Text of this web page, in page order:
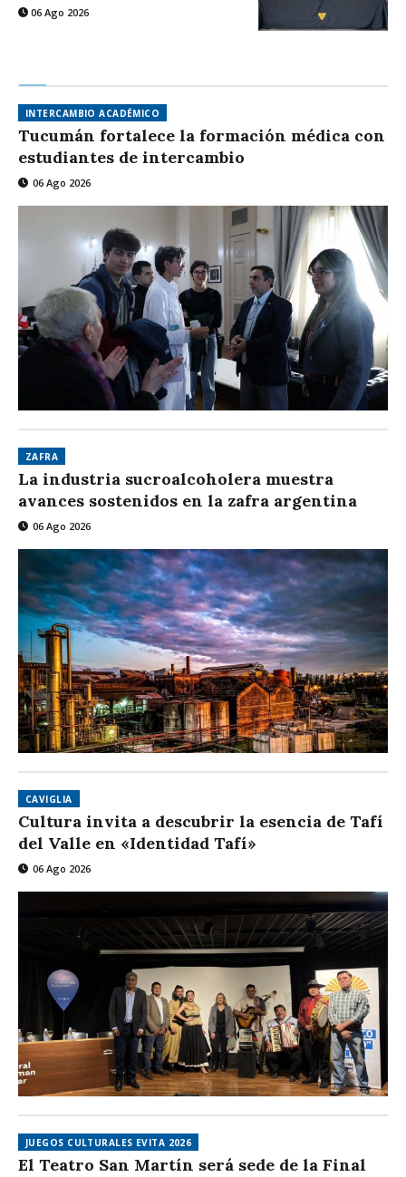
06 Ago 2026
INTERCAMBIO ACADÉMICO
Tucumán fortalece la formación médica con
estudiantes de intercambio
06 Ago 2026
ZAFRA
La industria sucroalcoholera muestra
avances sostenidos en la zafra argentina
06 Ago 2026
CAVIGLIA
Cultura invita a descubrir la esencia de Tafí
del Valle en «Identidad Tafí»
06 Ago 2026
JUEGOS CULTURALES EVITA 2026
El Teatro San Martín será sede de la Final